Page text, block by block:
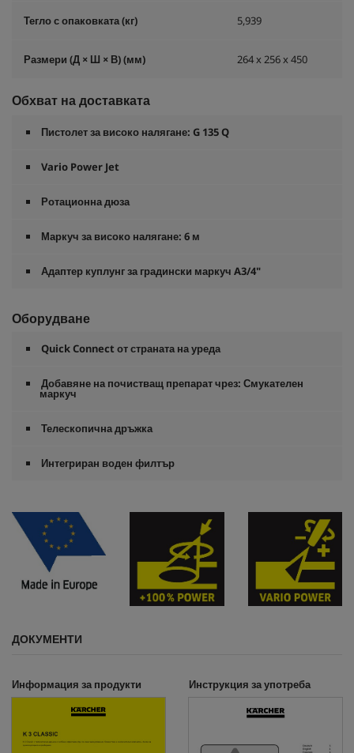
Тегло с опаковката (кг) 5,939
Размери (Д × Ш × В) (мм) 264 x 256 x 450
Обхват на доставката
Пистолет за високо налягане: G 135 Q
Vario Power Jet
Ротационна дюза
Маркуч за високо налягане: 6 м
Адаптер куплунг за градински маркуч A3/4"
Оборудване
Quick Connect от страната на уреда
Добавяне на почистващ препарат чрез: Смукателен
маркуч
Телескопична дръжка
Интегриран воден филтър
ДОКУМЕНТИ
Информация за продукти Инструкция за употреба